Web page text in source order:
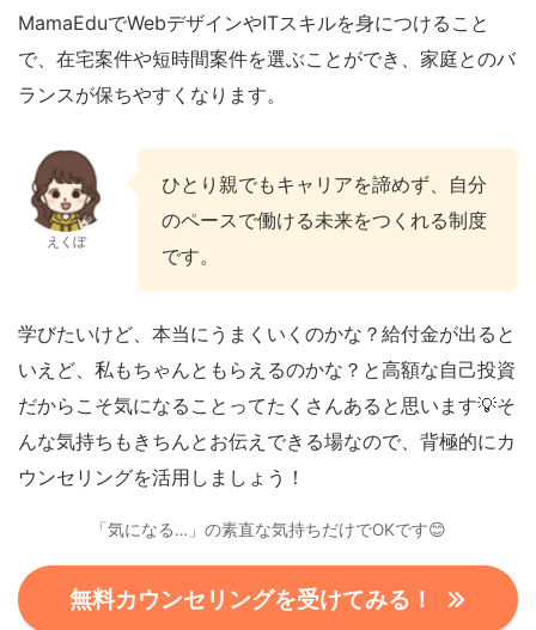
MamaEduでWebデザインやITスキルを身につけること
で、在宅案件や短時間案件を選ぶことができ、家庭とのバ
ランスが保ちやすくなります。
えくぼ
ひとり親でもキャリアを諦めず、自分
のペースで働ける未来をつくれる制度
です。
学びたいけど、本当にうまくいくのかな？給付金が出ると
いえど、私もちゃんともらえるのかな？と高額な自己投資
だからこそ気になることってたくさんあると思います💡そ
んな気持ちもきちんとお伝えできる場なので、背極的にカ
ウンセリングを活用しましょう！
「気になる…」の素直な気持ちだけでOKです😊
無料カウンセリングを受けてみる！